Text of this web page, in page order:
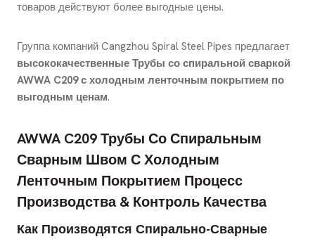
товаров действуют более выгодные цены.
Группа компаний Cangzhou Spiral Steel Pipes предлагает
высококачественные Трубы со спиральной сваркой
AWWA C209 с холодным ленточным покрытием по
выгодным ценам.
AWWA C209 Трубы Со Спиральным
Сварным Швом С Холодным
Ленточным Покрытием Процесс
Производства & Контроль Качества
Как Производятся Спирально-Сварные